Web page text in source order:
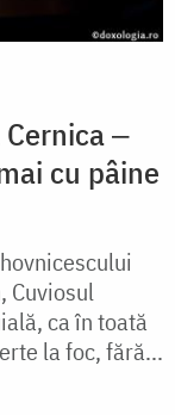
‒
cu pâine
Cuviosul
ca în toată
la foc, fără...